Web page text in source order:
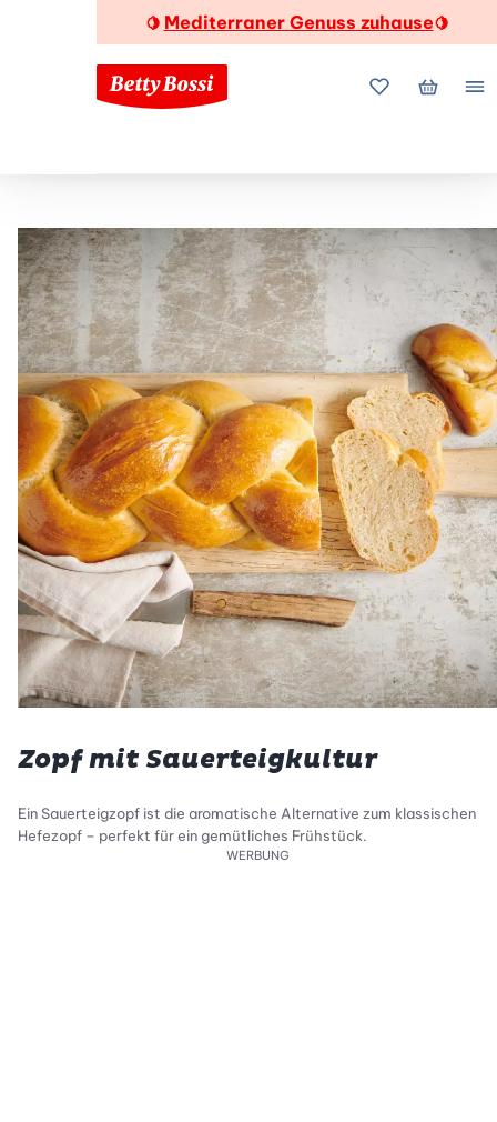
🍋 Mediterraner Genuss zuhause🍋
MeineMein
Zopf mit Sauerteigkultur
Ein Sauerteigzopf ist die aromatische Alternative zum klassischen
Hefezopf – perfekt für ein gemütliches Frühstück.
WERBUNG